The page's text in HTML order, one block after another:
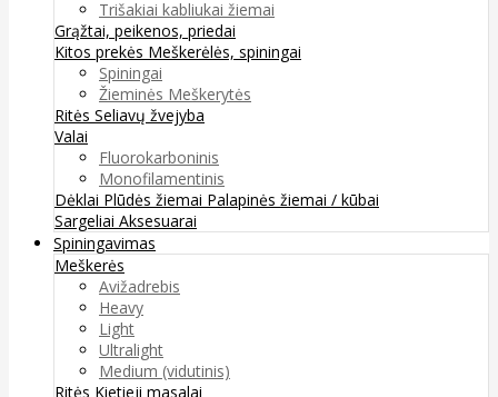
Trišakiai kabliukai žiemai
Grąžtai, peikenos, priedai
Kitos prekės Meškerėlės, spiningai
Spiningai
Žieminės Meškerytės
Ritės Seliavų žvejyba
Valai
Fluorokarboninis
Monofilamentinis
Dėklai Plūdės žiemai Palapinės žiemai / kūbai
Sargeliai Aksesuarai
Spiningavimas
Meškerės
Avižadrebis
Heavy
Light
Ultralight
Medium (vidutinis)
Ritės Kietieji masalai